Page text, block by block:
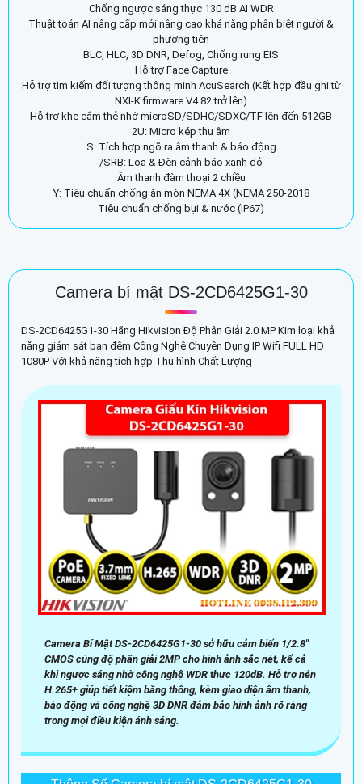
Chống ngược sáng thực 130 dB AI WDR
Thuật toán AI nâng cấp mới nâng cao khả năng phân biệt người &
phương tiện
BLC, HLC, 3D DNR, Defog, Chống rung EIS
Hỗ trợ Face Capture
Hỗ trợ tìm kiếm đối tượng thông minh AcuSearch (Kết hợp đầu ghi từ
NXI-K firmware V4.82 trở lên)
Hỗ trợ khe cắm thẻ nhớ microSD/SDHC/SDXC/TF lên đến 512GB
2U: Micro kép thu âm
S: Tích hợp ngõ ra âm thanh & báo động
/SRB: Loa & Đèn cảnh báo xanh đỏ
Âm thanh đàm thoại 2 chiều
Y: Tiêu chuẩn chống ăn mòn NEMA 4X (NEMA 250-2018
Tiêu chuẩn chống bụi & nước (IP67)
Camera bí mật DS-2CD6425G1-30
DS-2CD6425G1-30 Hãng Hikvision Độ Phân Giải 2.0 MP Kim loại khả
năng giám sát ban đêm Công Nghệ Chuyên Dụng IP Wifi FULL HD
1080P Với khả năng tích hợp Thu hình Chất Lượng
Camera Bí Mật DS-2CD6425G1-30 sở hữu cảm biến 1/2.8"
CMOS cùng độ phân giải 2MP cho hình ảnh sắc nét, kể cả
khi ngược sáng nhờ công nghệ WDR thực 120dB. Hỗ trợ nén
H.265+ giúp tiết kiệm băng thông, kèm giao diện âm thanh,
báo động và công nghệ 3D DNR đảm bảo hình ảnh rõ ràng
trong mọi điều kiện ánh sáng.